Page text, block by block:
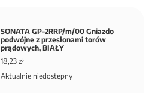
SONATA GP-2RRP/m/00 Gniazdo
podwójne z przesłonami torów
prądowych, BIAŁY
18,23 zł
Aktualnie niedostępny